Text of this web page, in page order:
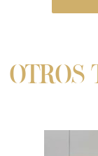
OTROS